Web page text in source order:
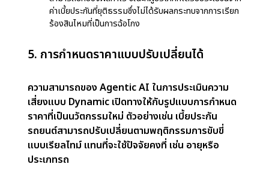
2. กระบวนการพิจารณารับประกันภัย
กระบวนการพิจารณารับประกันภัย ซึ่งเกี่ยวข้องกับการ
การปรับปรุงให้มีประสิทธิภาพและแม่นยำยิ่งขึ้นด้วย
Agentic AI โดย AI สามารถวิเคราะห์ข้อมูลจำนวน
มาก ทั้งประวัติทางการแพทย์ พฤติกรรมทางการเงิน
นิสัยการขับขี่ และปัจจัยด้านสิ่งแวดล้อม ทำให้สามารถ
ประเมินความเสี่ยงได้อย่างถูกต้อง